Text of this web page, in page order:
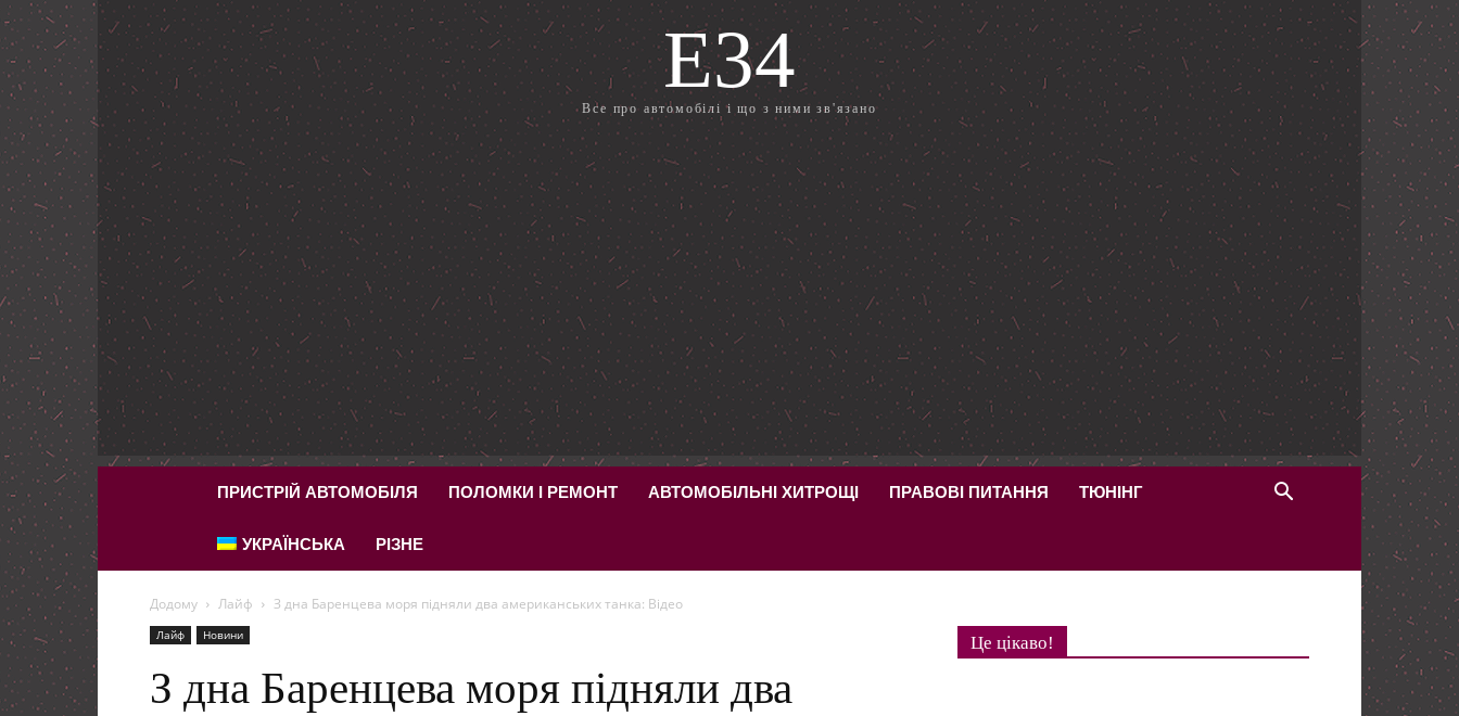
E34
Все про автомобілі і що з ними зв'язано
ПРИСТРІЙ АВТОМОБІЛЯ ПОЛОМКИ І РЕМОНТ АВТОМОБІЛЬНІ ХИТРОЩІ ПРАВОВІ ПИТАННЯ ТЮНІНГ
УКРАЇНСЬКА РІЗНЕ
Додому Лайф З дна Баренцева моря підняли два американських танка: Відео
Лайф Новини
З дна Баренцева моря підняли два
Це цікаво!